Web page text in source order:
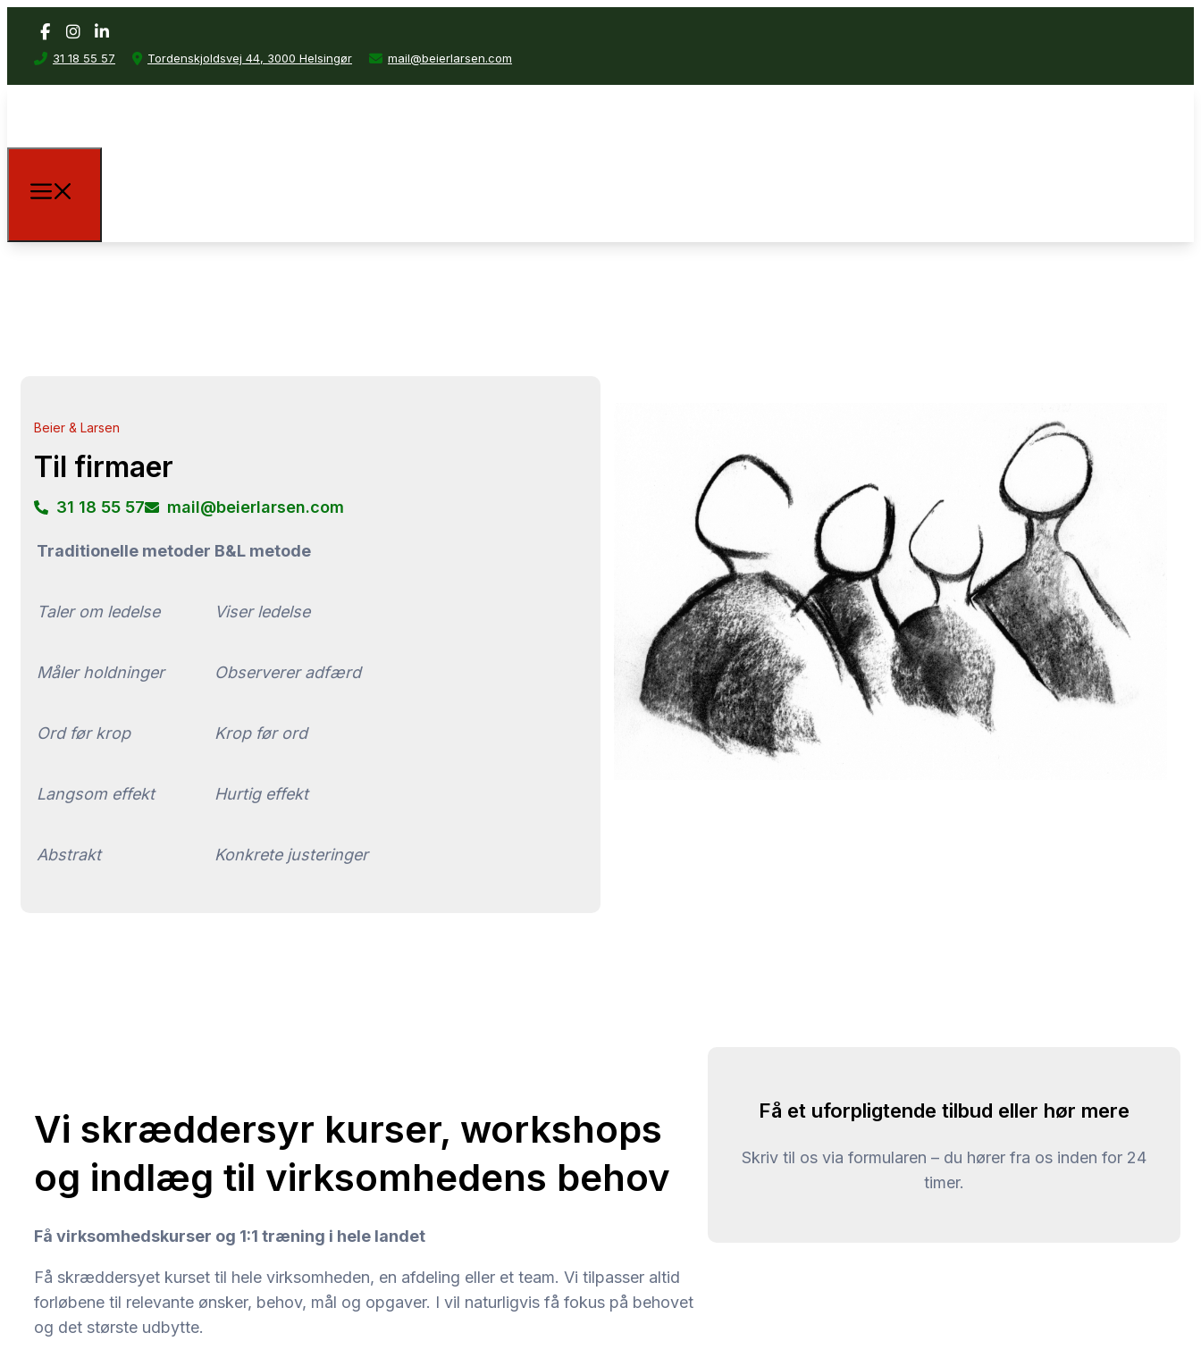
31 18 55 57 Tordenskjoldsvej 44, 3000 Helsingør mail@beierlarsen.com
Beier & Larsen
Til firmaer
31 18 55 57 mail@beierlarsen.com
Traditionelle metoder B&L metode
Taler om ledelse Viser ledelse
Måler holdninger Observerer adfærd
Ord før krop Krop før ord
Langsom effekt Hurtig effekt
Abstrakt Konkrete justeringer
Vi skræddersyr kurser, workshops
og indlæg til virksomhedens behov
Få virksomhedskurser og 1:1 træning i hele landet
Få skræddersyet kurset til hele virksomheden, en afdeling eller et team. Vi tilpasser altid
forløbene til relevante ønsker, behov, mål og opgaver. I vil naturligvis få fokus på behovet
og det største udbytte.
Få et uforpligtende tilbud eller hør mere
Skriv til os via formularen – du hører fra os inden for 24
timer.